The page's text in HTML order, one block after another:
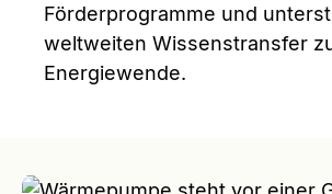
Förderprogramme und
weltweiten Wissenstransfer
Energiewende.